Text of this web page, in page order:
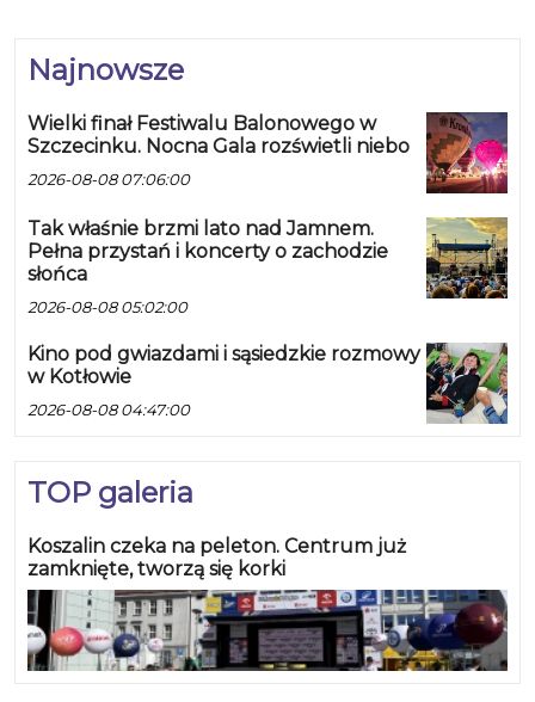
Najnowsze
Wielki finał Festiwalu Balonowego w
Szczecinku. Nocna Gala rozświetli niebo
2026-08-08 07:06:00
Tak właśnie brzmi lato nad Jamnem.
Pełna przystań i koncerty o zachodzie
słońca
2026-08-08 05:02:00
Kino pod gwiazdami i sąsiedzkie rozmowy
w Kotłowie
2026-08-08 04:47:00
TOP galeria
Koszalin czeka na peleton. Centrum już
zamknięte, tworzą się korki